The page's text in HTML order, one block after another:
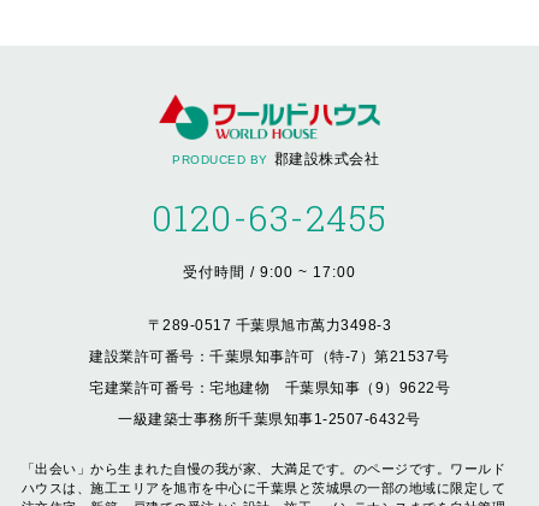
PRODUCED BY 郡建設株式会社
0120-63-2455
受付時間 / 9:00 ~ 17:00
〒289-0517 千葉県旭市萬力3498-3
建設業許可番号：千葉県知事許可（特-7）第21537号
宅建業許可番号：宅地建物 千葉県知事（9）9622号
一級建築士事務所千葉県知事1-2507-6432号
「出会い」から生まれた自慢の我が家、大満足です。のページです。ワールド
ハウスは、施工エリアを旭市を中心に千葉県と茨城県の一部の地域に限定して